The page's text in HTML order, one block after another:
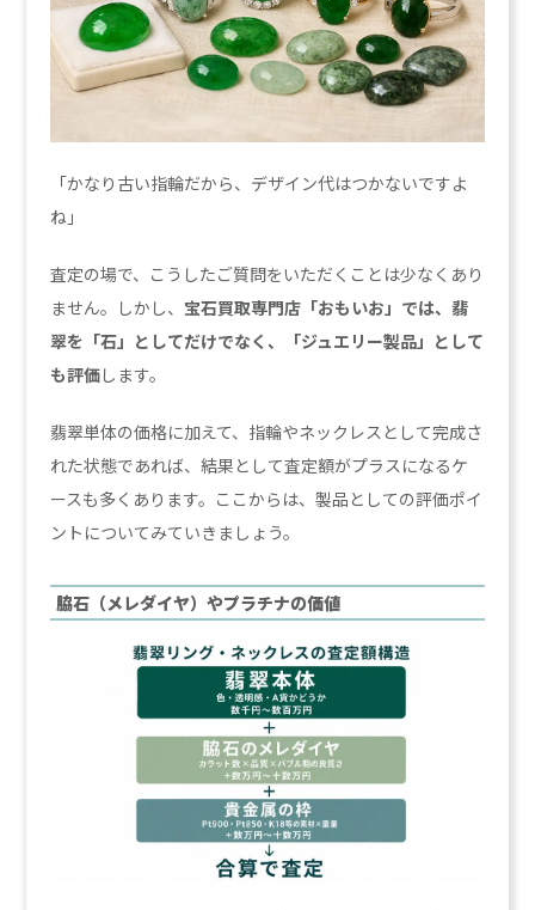
「かなり古い指輪だから、デザイン代はつかないですよ
ね」
査定の場で、こうしたご質問をいただくことは少なくあり
ません。しかし、 宝石買取専門店「おもいお」では、翡
翠を「石」としてだけでなく、「ジュエリー製品」として
も評価します。
翡翠単体の価格に加えて、指輪やネックレスとして完成さ
れた状態であれば、結果として査定額がプラスになるケ
ースも多くあります。ここからは、製品としての評価ポイ
ントについてみていきましょう。
脇石（メレダイヤ）やプラチナの価値